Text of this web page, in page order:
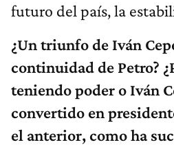
futuro del país, la
¿Un triunfo de Iván
continuidad de Petro?
teniendo poder o Iván
convertido en
el anterior, como ha